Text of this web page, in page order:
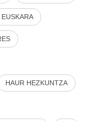
EUSKARA
HAUR HEZKUNTZA